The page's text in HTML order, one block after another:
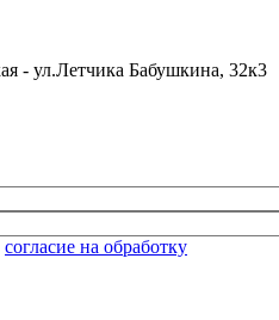
- ул.Летчика Бабушкина, 32к3
согласие на обработку